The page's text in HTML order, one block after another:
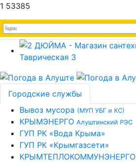
1 53385
Городские службы
Вывоз мусора (МУП УБГ и КС)
КРЫМЭНЕРГО Алуштинский РЭС
ГУП РК «Вода Крыма»
ГУП РК «Крымгазсети»
КРЫМТЕПЛОКОММУНЭНЕРГО